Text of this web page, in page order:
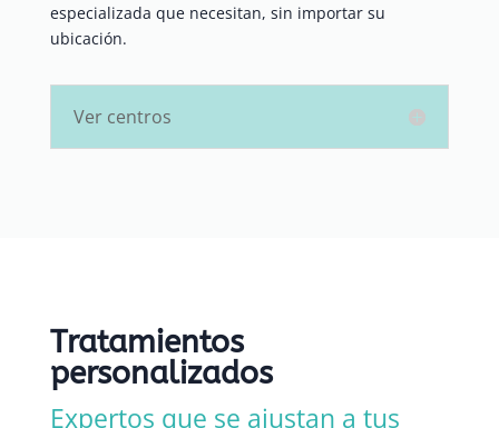
especializada que necesitan, sin importar su
ubicación.
Ver centros
Tratamientos
personalizados
Expertos que se ajustan a tus